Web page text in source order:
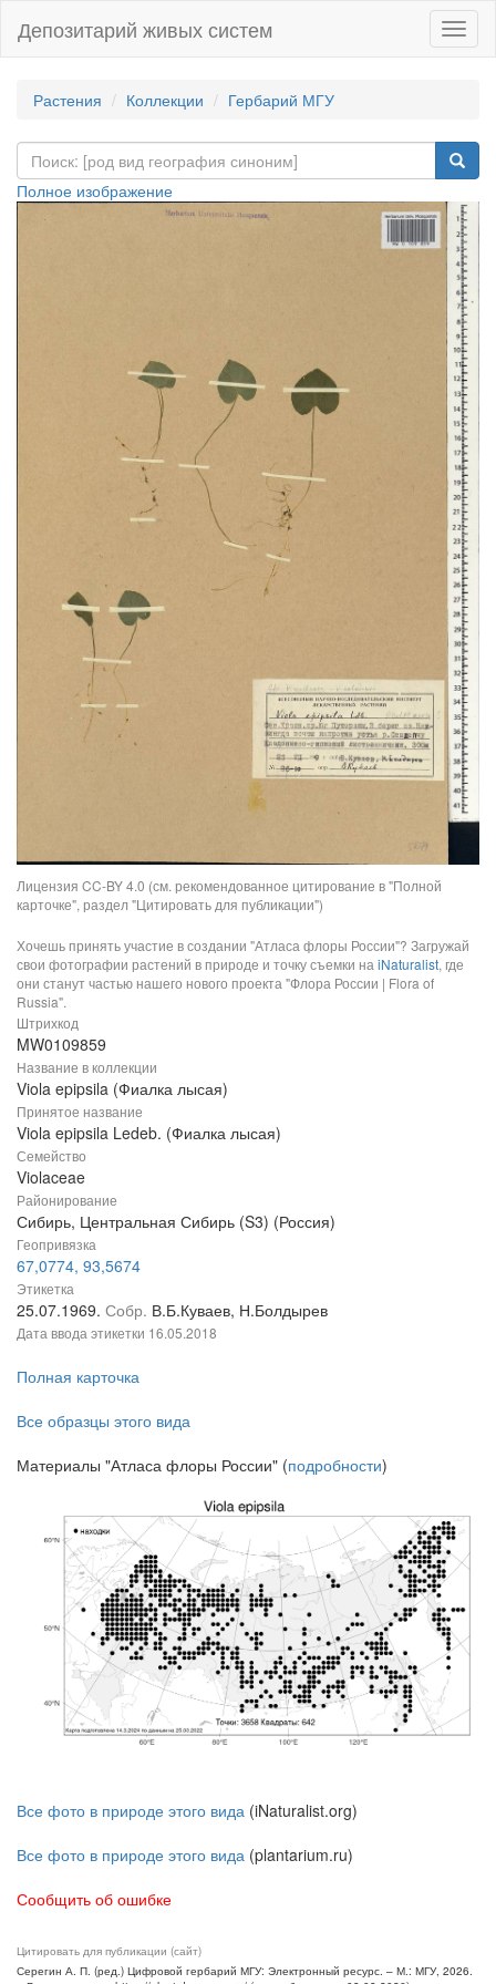
Депозитарий живых систем
Растения Коллекции Гербарий МГУ
Полное изображение
Лицензия CC-BY 4.0 (см. рекомендованное цитирование в "Полной
карточке", раздел "Цитировать для публикации")
Хочешь принять участие в создании "Атласа флоры России"? Загружай
свои фотографии растений в природе и точку съемки на iNaturalist, где
они станут частью нашего нового проекта "Флора России | Flora of
Russia".
Штрихкод
MW0109859
Название в коллекции
Viola epipsila (Фиалка лысая)
Принятое название
Viola epipsila Ledeb. (Фиалка лысая)
Семейство
Violaceae
Районирование
Сибирь, Центральная Сибирь (S3) (Россия)
Геопривязка
67,0774, 93,5674
Этикетка
25.07.1969. Собр. В.Б.Куваев, Н.Болдырев
Дата ввода этикетки 16.05.2018
Полная карточка
Все образцы этого вида
Материалы "Атласа флоры России" (подробности)
Все фото в природе этого вида (iNaturalist.org)
Все фото в природе этого вида (plantarium.ru)
Сообщить об ошибке
Цитировать для публикации (сайт)
Серегин А. П. (ред.) Цифровой гербарий МГУ: Электронный ресурс. – М.: МГУ, 2026.